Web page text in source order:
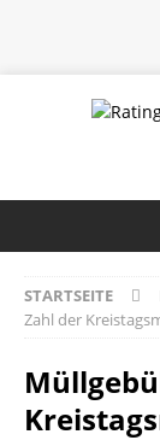
STARTSEITE
Zahl der